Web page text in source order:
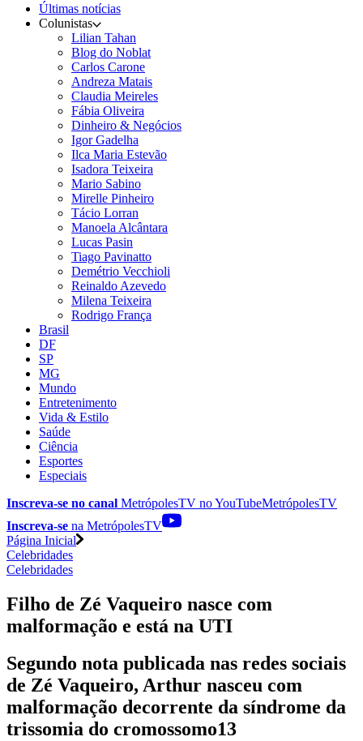
Últimas notícias
Colunistas
Lilian Tahan
Blog do Noblat
Carlos Carone
Andreza Matais
Claudia Meireles
Fábia Oliveira
Dinheiro & Negócios
Igor Gadelha
Ilca Maria Estevão
Isadora Teixeira
Mario Sabino
Mirelle Pinheiro
Tácio Lorran
Manoela Alcântara
Lucas Pasin
Tiago Pavinatto
Demétrio Vecchioli
Reinaldo Azevedo
Milena Teixeira
Rodrigo França
Brasil
DF
SP
MG
Mundo
Entretenimento
Vida & Estilo
Saúde
Ciência
Esportes
Especiais
Inscreva-se no canal MetrópolesTV noYouTubeMetrópolesTV
Inscreva-se na MetrópolesTV
Página Inicial
Celebridades
Celebridades
Filho de Zé Vaqueiro nasce com
malformação e está na UTI
Segundo nota publicada nas redes sociais
de Zé Vaqueiro, Arthur nasceu com
malformação decorrente da síndrome da
trissomia do cromossomo13